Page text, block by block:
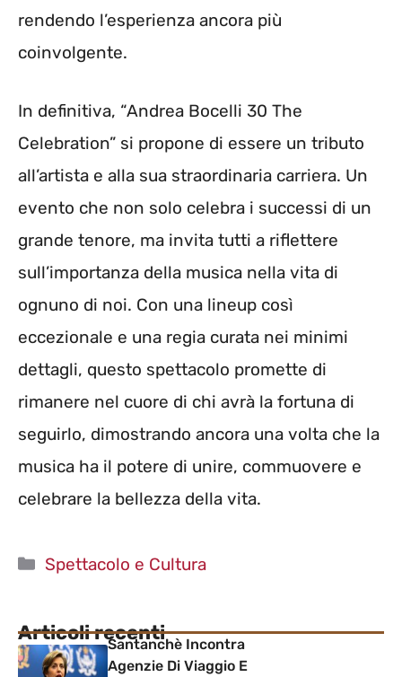
rendendo l’esperienza ancora più
coinvolgente.
In definitiva, “Andrea Bocelli 30 The
Celebration” si propone di essere un tributo
all’artista e alla sua straordinaria carriera. Un
evento che non solo celebra i successi di un
grande tenore, ma invita tutti a riflettere
sull’importanza della musica nella vita di
ognuno di noi. Con una lineup così
eccezionale e una regia curata nei minimi
dettagli, questo spettacolo promette di
rimanere nel cuore di chi avrà la fortuna di
seguirlo, dimostrando ancora una volta che la
musica ha il potere di unire, commuovere e
celebrare la bellezza della vita.
Categorie
Spettacolo e Cultura
Articoli recentiSantanchè Incontra
Agenzie Di Viaggio E